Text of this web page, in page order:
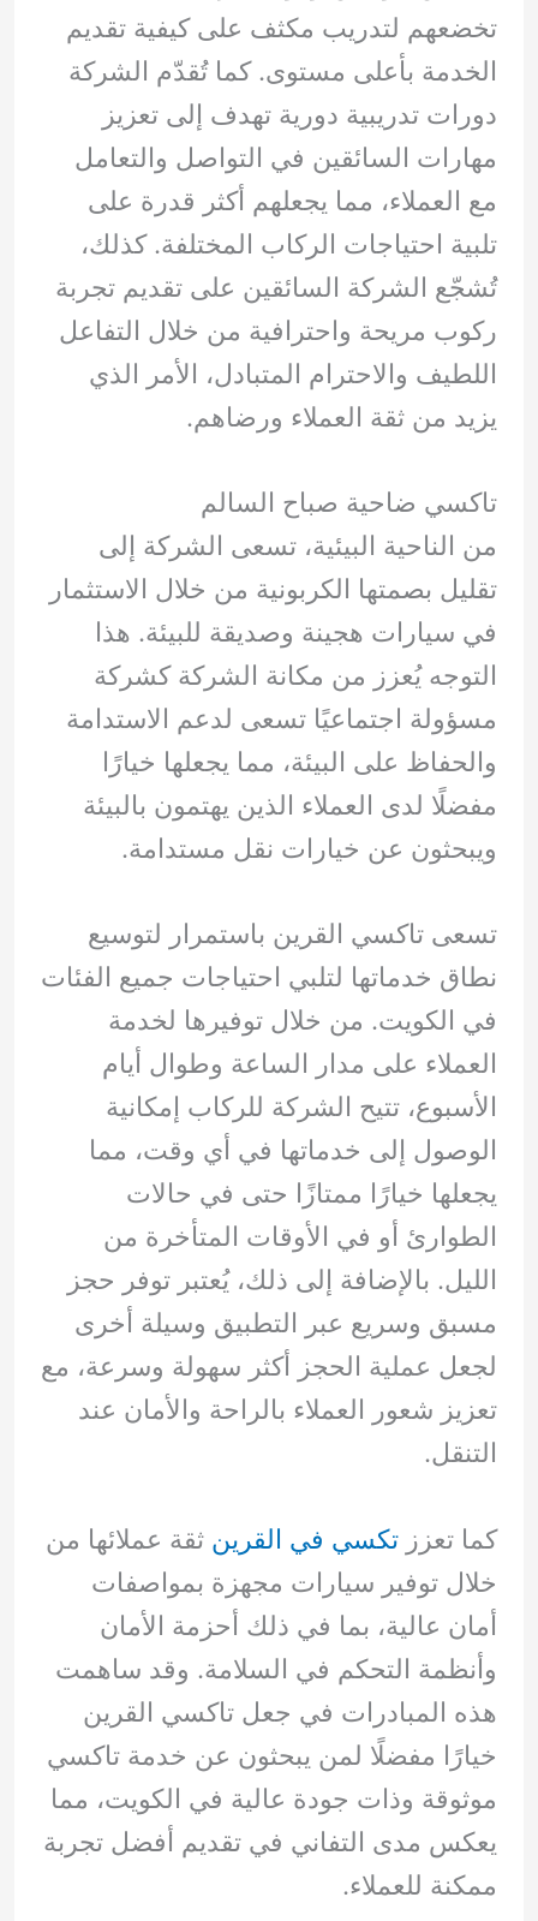
تخضعهم لتدريب مكثف على كيفية تقديم
الخدمة بأعلى مستوى. كما تُقدّم الشركة
دورات تدريبية دورية تهدف إلى تعزيز
مهارات السائقين في التواصل والتعامل
مع العملاء، مما يجعلهم أكثر قدرة على
تلبية احتياجات الركاب المختلفة. كذلك،
تُشجّع الشركة السائقين على تقديم تجربة
ركوب مريحة واحترافية من خلال التفاعل
اللطيف والاحترام المتبادل، الأمر الذي
يزيد من ثقة العملاء ورضاهم.
تاكسي ضاحية صباح السالم
من الناحية البيئية، تسعى الشركة إلى
تقليل بصمتها الكربونية من خلال الاستثمار
في سيارات هجينة وصديقة للبيئة. هذا
التوجه يُعزز من مكانة الشركة كشركة
مسؤولة اجتماعيًا تسعى لدعم الاستدامة
والحفاظ على البيئة، مما يجعلها خيارًا
مفضلًا لدى العملاء الذين يهتمون بالبيئة
ويبحثون عن خيارات نقل مستدامة.
تسعى تاكسي القرين باستمرار لتوسيع
نطاق خدماتها لتلبي احتياجات جميع الفئات
في الكويت. من خلال توفيرها لخدمة
العملاء على مدار الساعة وطوال أيام
الأسبوع، تتيح الشركة للركاب إمكانية
الوصول إلى خدماتها في أي وقت، مما
يجعلها خيارًا ممتازًا حتى في حالات
الطوارئ أو في الأوقات المتأخرة من
الليل. بالإضافة إلى ذلك، يُعتبر توفر حجز
مسبق وسريع عبر التطبيق وسيلة أخرى
لجعل عملية الحجز أكثر سهولة وسرعة، مع
تعزيز شعور العملاء بالراحة والأمان عند
التنقل.
كما تعزز تكسي في القرين ثقة عملائها من
خلال توفير سيارات مجهزة بمواصفات
أمان عالية، بما في ذلك أحزمة الأمان
وأنظمة التحكم في السلامة. وقد ساهمت
هذه المبادرات في جعل تاكسي القرين
خيارًا مفضلًا لمن يبحثون عن خدمة تاكسي
موثوقة وذات جودة عالية في الكويت، مما
يعكس مدى التفاني في تقديم أفضل تجربة
ممكنة للعملاء.